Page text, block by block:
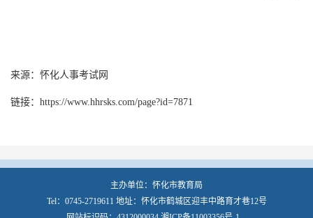
来源：怀化人事考试网
链接：https://www.hhrsks.com/page?id=7871
主办单位：怀化市教育局
Tel：0745-2719611 地址：怀化市鹤城区迎丰中路育才巷12号